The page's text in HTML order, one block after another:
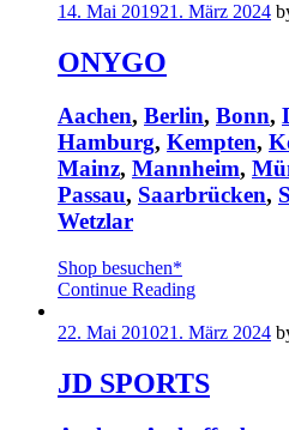
14. Mai 201921. März 2024
ONYGO
Aachen, Berlin, Bonn,
Hamburg, Kempten,
Mainz, Mannheim,
Passau, Saarbrücken,
Wetzlar
Shop besuchen*
Continue Reading
22. Mai 201021. März 2024
JD SPORTS